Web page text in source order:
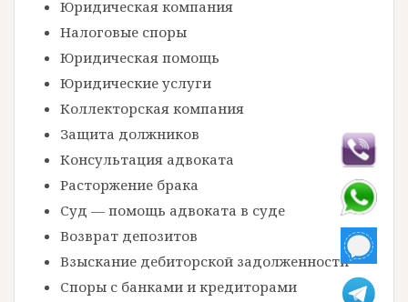
Юридическая компания
Налоговые споры
Юридическая помощь
Юридические услуги
Коллекторская компания
Защита должников
Консультация адвоката
Расторжение брака
Суд — помощь адвоката в суде
Возврат депозитов
Взыскание дебиторской задолженности
Споры с банками и кредиторами